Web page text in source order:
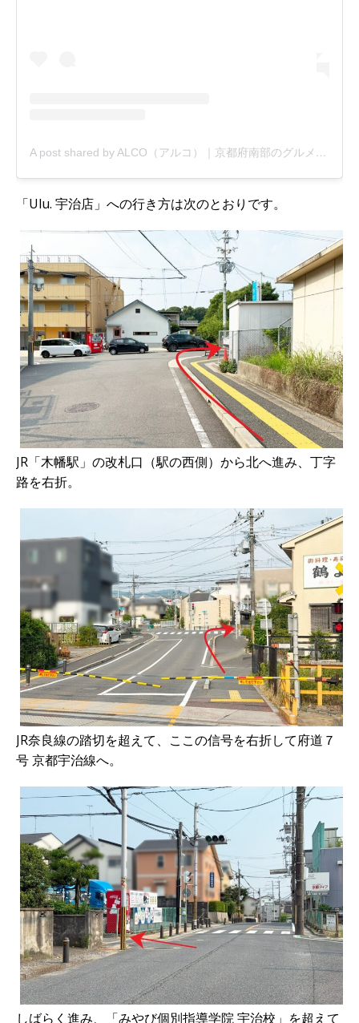
A post shared by ALCO（アルコ）｜京都府南部のグルメ・新店・おでかけ情報 etc. (@alco_uj)
「Ulu. 宇治店」への行き方は次のとおりです。
JR「木幡駅」の改札口（駅の西側）から北へ進み、丁字
路を右折。
JR奈良線の踏切を超えて、ここの信号を右折して府道７
号 京都宇治線へ。
しばらく進み、「みやび個別指導学院 宇治校」を超えて